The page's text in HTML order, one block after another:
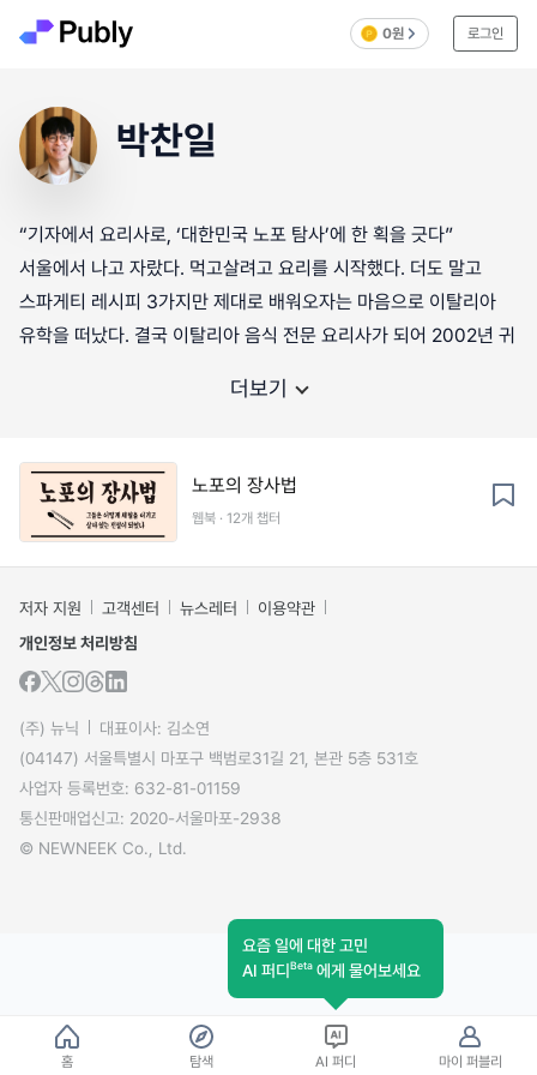
0원 로그인
박찬일
“기자에서 요리사로, ‘대한민국 노포 탐사’에 한 획을 긋다”
서울에서 나고 자랐다. 먹고살려고 요리를 시작했다. 더도 말고
스파게티 레시피 3가지만 제대로 배워오자는 마음으로 이탈리아
유학을 떠났다. 결국 이탈리아 음식 전문 요리사가 되어 2002년 귀
더보기
노포의 장사법
웹북 · 12개 챕터
저자 지원 고객센터 뉴스레터
이용약관
개인정보 처리방침
(주) 뉴닉
대표이사: 김소연
(04147) 서울특별시 마포구 백범로31길 21, 본관 5층 531호
사업자 등록번호: 632-81-01159
통신판매업신고: 2020-서울마포-2938
© NEWNEEK Co., Ltd.
홈 탐색
요즘 일에 대한 고민
AI 퍼디Beta 에게 물어보세요
AI 퍼디 마이 퍼블리